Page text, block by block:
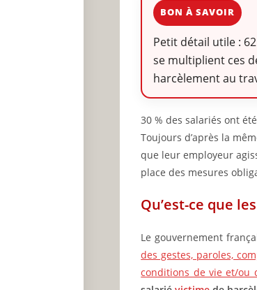
BON À SAVOIR
Petit détail utile :
se multiplient ces
harcèlement au
30 % des salariés ont
Toujours d’après la
que leur employeur
place des mesures
Qu’est-ce que
Le gouvernement
des gestes, paroles,
conditions de vie et/ou